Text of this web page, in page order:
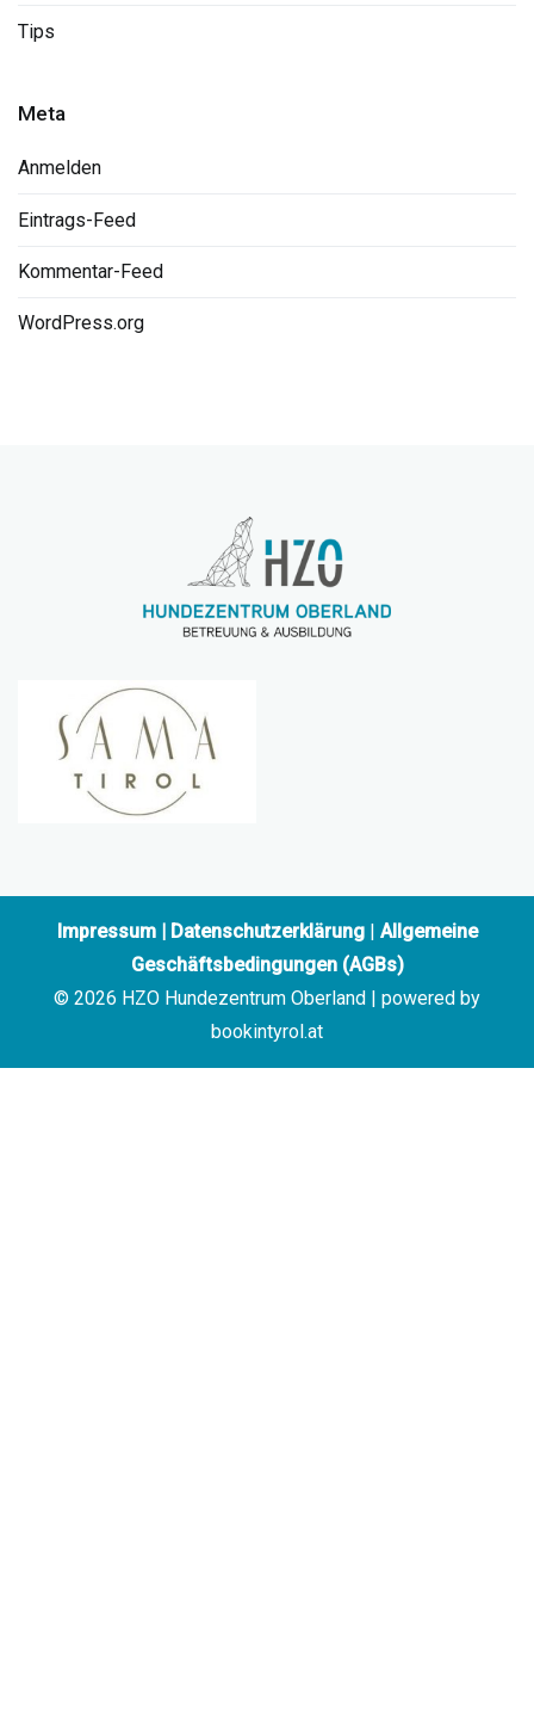
Tips
Meta
Anmelden
Eintrags-Feed
Kommentar-Feed
WordPress.org
Impressum| Datenschutzerklärung| Allgemeine
Geschäftsbedingungen (AGBs)
© 2026 HZO Hundezentrum Oberland | powered by
bookintyrol.at